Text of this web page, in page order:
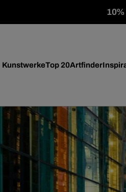
10%
KunstwerkeTop 20Artfinder